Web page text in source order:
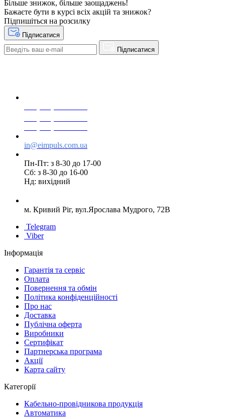
Більше знижок, більше заощаджень!
Бажаєте бути в курсі всіх акцій та знижок?
Підпишіться на розсилку
Підписатися
Підписатися
in@eimpuls.com.ua
Пн-Пт: з 8-30 до 17-00
Сб: з 8-30 до 16-00
Нд: вихідний
м. Кривий Ріг, вул.Ярослава Мудрого, 72В
Telegram
Viber
Інформація
Гарантія та сервіс
Оплата
Повернення та обмін
Політика конфіденційності
Про нас
Доставка
Публічна оферта
Виробники
Сертифікат
Партнерська програма
Акції
Карта сайту
Категорії
Кабельно-провідникова продукція
Автоматика